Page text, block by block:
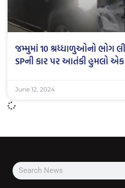
જમ્મુમાં 10 શ્રધ્ધાળુઓનો ભોગ
SPની કાર પર આતંકી હુમલો
June 12, 2024